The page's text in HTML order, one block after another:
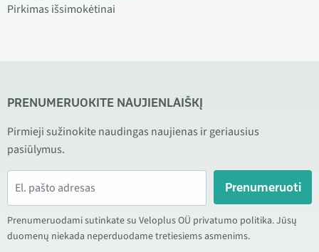
Pirkimas išsimokėtinai
PRENUMERUOKITE NAUJIENLAIŠKĮ
Pirmieji sužinokite naudingas naujienas ir geriausius
pasiūlymus.
Prenumeruoti
Prenumeruodami sutinkate su Veloplus OÜ privatumo politika. Jūsų
duomenų niekada neperduodame tretiesiems asmenims.